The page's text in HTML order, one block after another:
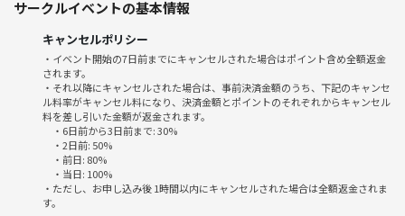
参加者同士で行ってます🏬🏃🏃‍♀️💨
●当日の流れ●
19:00 オープン
19:00-19:30 集合 自己紹介 軽食
19:30-20:00 謎解き開始！少人数マダミスも！？
解き終わり後はボドゲorプチマダミス
22:00〜22:30 解散🥷💨
⚠️仕事の都合のあると思うので
サークルイベントの基本情報
キャンセルポリシー
・イベント開始の7日前までにキャンセルされた場合はポイント含め全額返金
されます。
・それ以降にキャンセルされた場合は、事前決済金額のうち、下記のキャンセ
ル料率がキャンセル料になり、決済金額とポイントのそれぞれからキャンセル
料を差し引いた金額が返金されます。
・6日前から3日前まで: 30%
・2日前: 50%
・前日: 80%
・当日: 100%
・ただし、お申し込み後 1時間以内にキャンセルされた場合は全額返金されま
す。